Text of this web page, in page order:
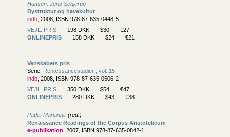
Hansen, Jens Schjerup
Bystruktur og havekultur
indb , 2008, ISBN 978-87-635-0448-5
VEJL. PRIS
198 DKK $30
€27
ONLINEPRIS
158 DKK $24 €21
Venskabets pris
Serie: Renæssancestudier , vol. 15
indb , 2008, ISBN 978-87-635-0506-2
VEJL. PRIS
350 DKK $54
€47
ONLINEPRIS
280 DKK $43 €38
Pade, Marianne (red.)
Renaissance Readings of the Corpus Aristotelicum
e-publikation , 2007, ISBN 978-87-635-0842-1